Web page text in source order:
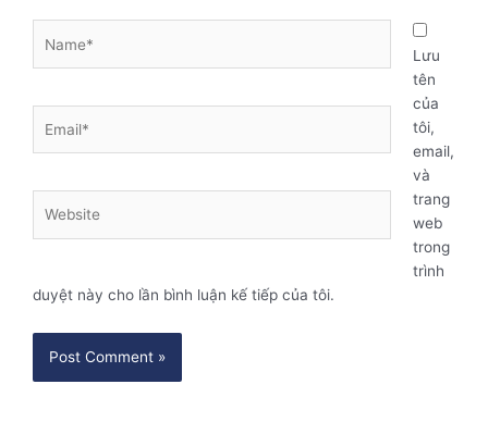
Lưu
tên
của
tôi,
email,
và
trang
web
trong
trình
duyệt này cho lần bình luận kế tiếp của tôi.